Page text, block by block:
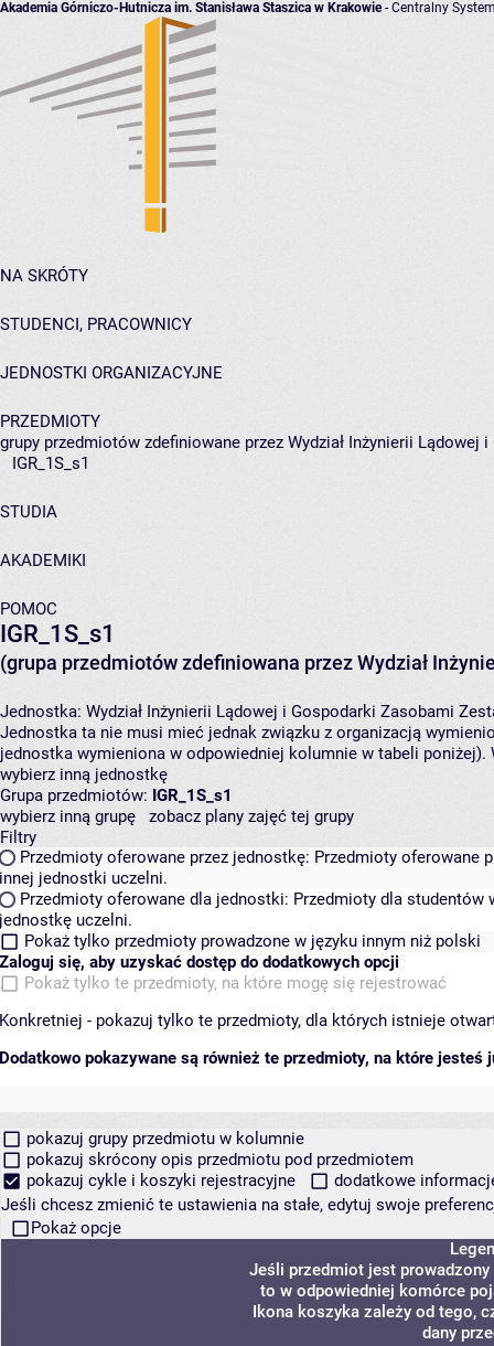
Akademia Górniczo-Hutnicza im. Stanisława Staszica w Krakowie- Centralny
NA SKRÓTY
STUDENCI, PRACOWNICY
JEDNOSTKI ORGANIZACYJNE
PRZEDMIOTY
grupy przedmiotów zdefiniowane przez Wydział Inżynierii Lądowej
IGR_1S_s1
STUDIA
AKADEMIKI
POMOC
IGR_1S_s1
(grupa przedmiotów zdefiniowana przez Wydział
Jednostka: Wydział Inżynierii Lądowej i Gospodarki Zasobami
Jednostka ta nie musi mieć jednak związku z organizacją
jednostka wymieniona w odpowiedniej kolumnie w tabeli
wybierz inną jednostkę
Grupa przedmiotów: IGR_1S_s1
wybierz inną grupę
zobacz plany zajęć tej grupy
Filtry
Przedmioty oferowane przez jednostkę: Przedmioty oferowane
innej jednostki uczelni.
Przedmioty oferowane dla jednostki: Przedmioty dla studentów
jednostkę uczelni.
Pokaż tylko przedmioty prowadzone w języku innym niż polski
Zaloguj się, aby uzyskać dostęp do dodatkowych opcji
Pokaż tylko te przedmioty, na które mogę się rejestrować
Konkretniej - pokazuj tylko te przedmioty, dla których istnieje
Dodatkowo pokazywane są również te przedmioty, na które jesteś
pokazuj grupy przedmiotu w kolumnie
pokazuj skrócony opis przedmiotu pod przedmiotem
pokazuj cykle i koszyki rejestracyjne
dodatkowe
Jeśli chcesz zmienić te ustawienia na stałe, edytuj swoje
Pokaż opcje
Jeśli przedmiot jest prowadzony
to w odpowiedniej komórce
Ikona koszyka zależy od tego,
dany